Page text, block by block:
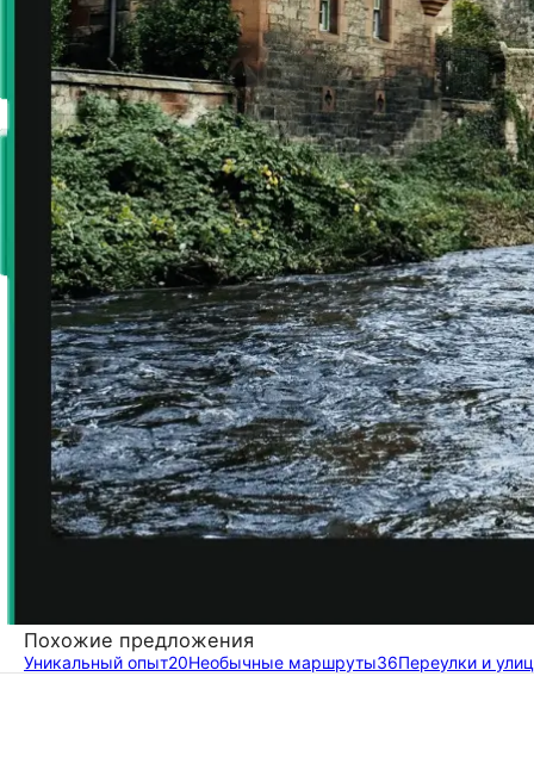
Похожие предложения
Уникальный опыт20Необычные маршруты36Переулки и